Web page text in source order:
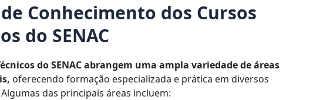
Conhecimento dos Cursos
do SENAC
do SENAC abrangem uma ampla variedade de áreas
oferecendo formação especializada e prática em diversos
das principais áreas incluem: